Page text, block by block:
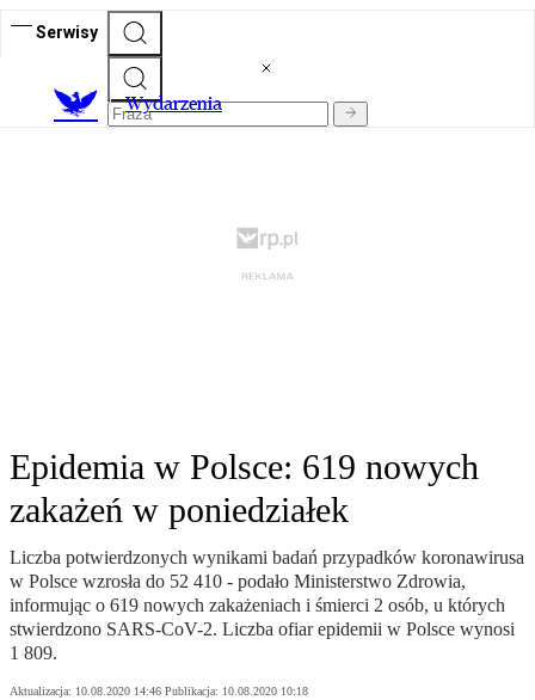
Serwisy
Wydarzenia
Epidemia w Polsce: 619 nowych
zakażeń w poniedziałek
Liczba potwierdzonych wynikami badań przypadków koronawirusa
w Polsce wzrosła do 52 410 - podało Ministerstwo Zdrowia,
informując o 619 nowych zakażeniach i śmierci 2 osób, u których
stwierdzono SARS-CoV-2. Liczba ofiar epidemii w Polsce wynosi
1 809.
Aktualizacja: 10.08.2020 14:46 Publikacja: 10.08.2020 10:18